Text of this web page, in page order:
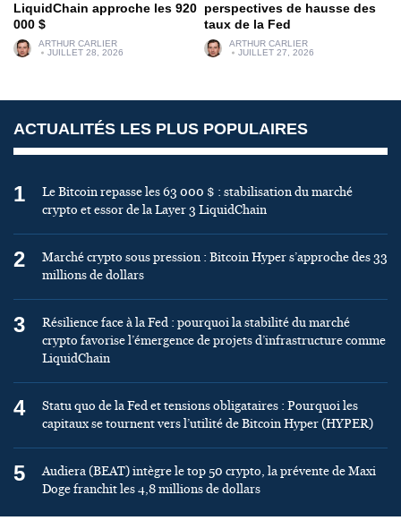
LiquidChain approche les 920
000 $
ARTHUR CARLIER
JUILLET 28, 2026
perspectives de hausse des
taux de la Fed
ARTHUR CARLIER
JUILLET 27, 2026
ACTUALITÉS LES PLUS POPULAIRES
1
Le Bitcoin repasse les 63 000 $ : stabilisation du marché
crypto et essor de la Layer 3 LiquidChain
2
Marché crypto sous pression : Bitcoin Hyper s’approche des 33
millions de dollars
3
Résilience face à la Fed : pourquoi la stabilité du marché
crypto favorise l’émergence de projets d’infrastructure comme
LiquidChain
4
Statu quo de la Fed et tensions obligataires : Pourquoi les
capitaux se tournent vers l’utilité de Bitcoin Hyper (HYPER)
5
Audiera (BEAT) intègre le top 50 crypto, la prévente de Maxi
Doge franchit les 4,8 millions de dollars